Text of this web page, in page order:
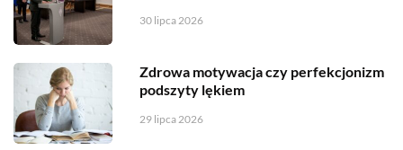
30 lipca 2026
Zdrowa motywacja czy perfekcjonizm
podszyty lękiem
29 lipca 2026